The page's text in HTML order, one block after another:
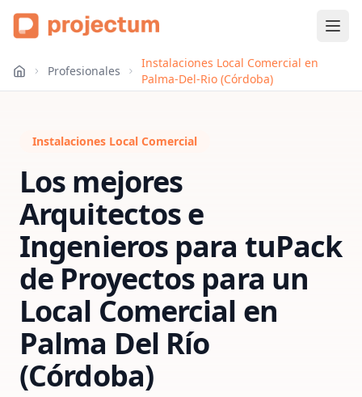
Profesionales
Instalaciones Local Comercial en
Palma-Del-Rio (Córdoba)
Instalaciones Local Comercial
Los mejores
Arquitectos e
Ingenieros para tuPack
de Proyectos para un
Local Comercial en
Palma Del Río
(Córdoba)